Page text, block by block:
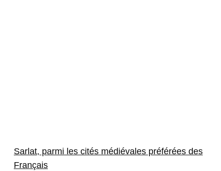
Sarlat, parmi les cités médiévales préférées des
Français